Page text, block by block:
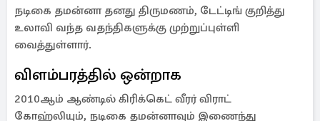
நடிகை தமன்னா தனது திருமணம், டேட்டிங் குறித்து
உலாவி வந்த வதந்திகளுக்கு முற்றுப்புள்ளி
வைத்துள்ளார்.
விளம்பரத்தில் ஒன்றாக
2010ஆம் ஆண்டில் கிரிக்கெட் வீரர் விராட்
கோஹ்லியும், நடிகை தமன்னாவும் இணைந்து